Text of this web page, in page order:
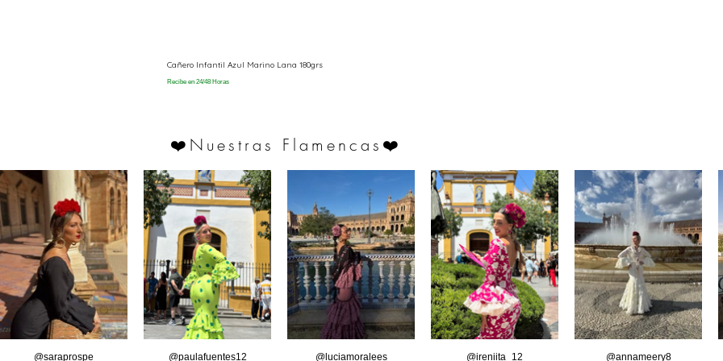
Cañero Infantil Azul Marino Lana 180grs
Recibe en 24/48 Horas
❤️ Nuestras Flamencas ❤️
@saraprospe @paulafuentes12 @luciamoralees @ireniita_12 @annameery8